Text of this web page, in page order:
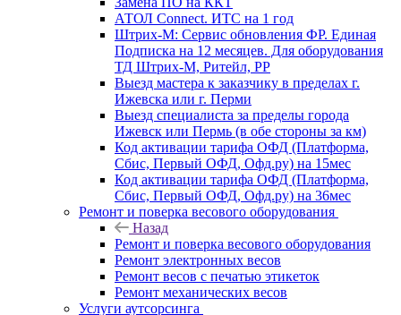
АТОЛ Connect. ИТС на 1 год
Штрих-М: Сервис обновления ФР. Единая
Подписка на 12 месяцев. Для оборудования
ТД Штрих-М, Ритейл, РР
Выезд мастера к заказчику в пределах г.
Ижевска или г. Перми
Выезд специалиста за пределы города
Ижевск или Пермь (в обе стороны за км)
Код активации тарифа ОФД (Платформа,
Сбис, Первый ОФД, Офд.ру) на 15мес
Код активации тарифа ОФД (Платформа,
Сбис, Первый ОФД, Офд.ру) на 36мес
Ремонт и поверка весового оборудования
Назад
Ремонт и поверка весового оборудования
Ремонт электронных весов
Ремонт весов с печатью этикеток
Ремонт механических весов
Услуги аутсорсинга